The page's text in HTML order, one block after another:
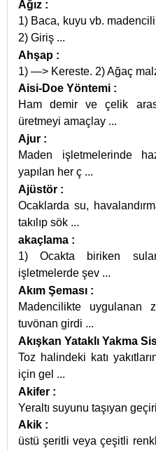
Ağız :
1) Baca, kuyu vb.
2) Giriş ...
Ahşap :
1) —> Kereste. 2) Ağaç
Aisi-Doe Yöntemi :
Ham demir ve çelik
üretmeyi amaçlay ...
Ajur :
Maden işletmelerinde
yapılan her ç ...
Ajüstör :
Ocaklarda su,
takılıp sök ...
akaçlama :
1) Ocakta biriken
işletmelerde şev ...
Akım Şeması :
Madencilikte uygulanan
tuvönan girdi ...
Akışkan Yataklı Yakma
Toz halindeki katı
için gel ...
Akifer :
Yeraltı suyunu taşıyan
Akik :
üstü şeritli veya çeşitli